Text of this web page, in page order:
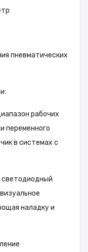
пневматических
рабочих
переменного
в системах с
светодиодный
наладку и